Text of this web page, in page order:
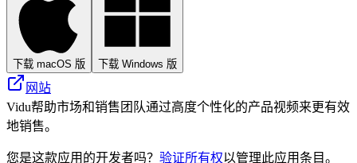
下载 macOS 版 下载 Windows 版
网站
Vidu帮助市场和销售团队通过高度个性化的产品视频来更有效
地销售。
您是这款应用的开发者吗？ 验证所有权以管理此应用条目。